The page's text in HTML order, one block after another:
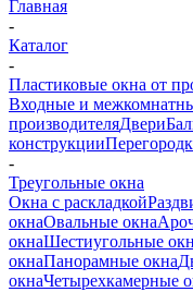
Главная
-
Каталог
-
Пластиковые окна от
Входные и
производителяДвери
конструкции
-
Треугольные окна
Окна с раскладкой
окнаОвальные окна
окнаШестиугольные
окнаПанорамные окна
окнаЧетырехкамерные